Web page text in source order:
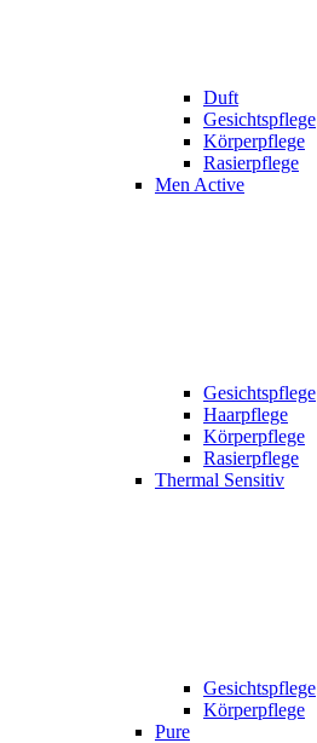
Duft
Gesichtspflege
Körperpflege
Rasierpflege
Men Active
Gesichtspflege
Haarpflege
Körperpflege
Rasierpflege
Thermal Sensitiv
Gesichtspflege
Körperpflege
Pure